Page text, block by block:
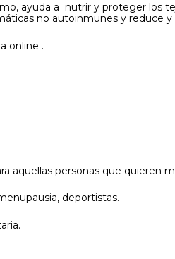
ayuda a nutrir y proteger los
no autoinmunes y reduce y
online .
personas que quieren
deportistas.